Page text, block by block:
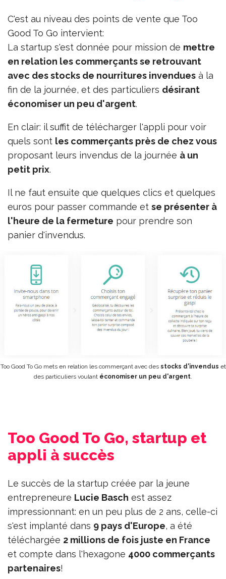
C'est au niveau des points de vente que Too
Good To Go intervient:
La startup s'est donnée pour mission de mettre
en relation les commerçants se retrouvant
avec des stocks de nourritures invendues à la
fin de la journée, et des particuliers désirant
économiser un peu d'argent.
En clair: il suffit de télécharger l'appli pour voir
quels sont les commerçants près de chez vous
proposant leurs invendus de la journée à un
petit prix.
Il ne faut ensuite que quelques clics et quelques
euros pour passer commande et se présenter à
l'heure de la fermeture pour prendre son
panier d'invendus.
Too Good To Go mets en relation les commerçant avec des stocks d'invendus et
des particuliers voulant économiser un peu d'argent.
Too Good To Go, startup et
appli à succès
Le succès de la startup créée par la jeune
entrepreneure Lucie Basch est assez
impressionnant: en un peu plus de 2 ans, celle-ci
s'est implanté dans 9 pays d'Europe, a été
téléchargée 2 millions de fois juste en France
et compte dans l'hexagone 4000 commerçants
partenaires!